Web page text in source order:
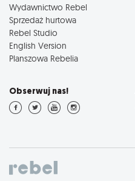
Wydawnictwo Rebel
Sprzedaż hurtowa
Rebel Studio
English Version
Planszowa Rebelia
Obserwuj nas!